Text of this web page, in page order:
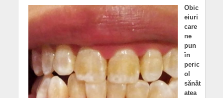
Obic
eiuri
care
ne
pun
în
peric
ol
sănăt
atea